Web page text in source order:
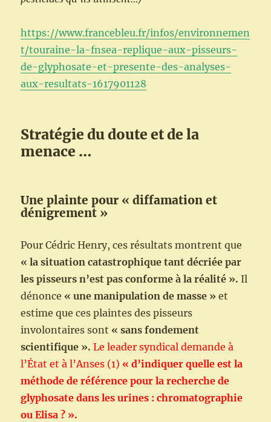
https://www.francebleu.fr/infos/environnemen
t/touraine-la-fnsea-replique-aux-pisseurs-
de-glyphosate-et-presente-des-analyses-
aux-resultats-1617901128
Stratégie du doute et de la
menace …
Une plainte pour « diffamation et
dénigrement »
Pour Cédric Henry, ces résultats montrent que
« la situation catastrophique tant décriée par
les pisseurs n’est pas conforme à la réalité ». Il
dénonce « une manipulation de masse » et
estime que ces plaintes des pisseurs
involontaires sont « sans fondement
scientifique ». Le leader syndical demande à
l’État et à l’Anses (1) « d’indiquer quelle est la
méthode de référence pour la recherche de
glyphosate dans les urines : chromatographie
ou Elisa ? ».